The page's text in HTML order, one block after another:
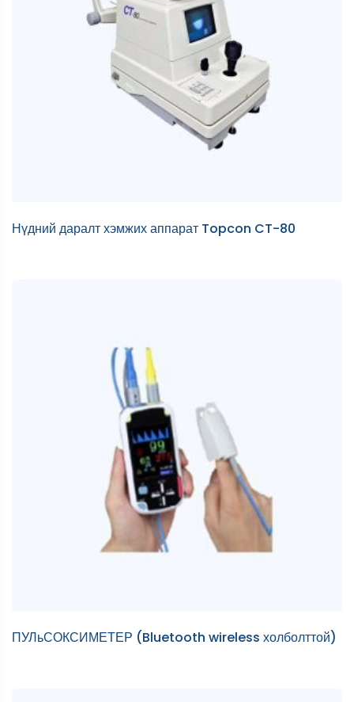
Нүдний даралт хэмжих аппарат Topcon CT-80
ПУЛьСОКСИМЕТЕР (Bluetooth wireless холболттой)